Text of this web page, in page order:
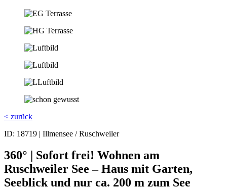
< zurück
ID: 18719 | Illmensee / Ruschweiler
360° | Sofort frei! Wohnen am
Ruschweiler See – Haus mit Garten,
Seeblick und nur ca. 200 m zum See